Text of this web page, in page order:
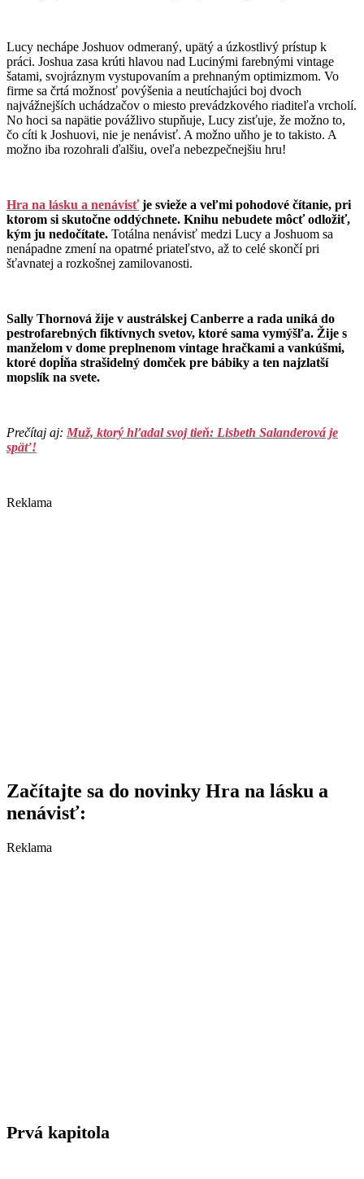
Lucy nechápe Joshuov odmeraný, upätý a úzkostlivý prístup k
práci. Joshua zasa krúti hlavou nad Lucinými farebnými vintage
šatami, svojráznym vystupovaním a prehnaným optimizmom. Vo
firme sa črtá možnosť povýšenia a neutíchajúci boj dvoch
najvážnejších uchádzačov o miesto prevádzkového riaditeľa vrcholí.
No hoci sa napätie povážlivo stupňuje, Lucy zisťuje, že možno to,
čo cíti k Joshuovi, nie je nenávisť. A možno uňho je to takisto. A
možno iba rozohrali ďalšiu, oveľa nebezpečnejšiu hru!
Hra na lásku a nenávisťje svieže a veľmi pohodové čítanie, pri
ktorom si skutočne oddýchnete. Knihu nebudete môcť odložiť,
kým ju nedočítate. Totálna nenávisť medzi Lucy a Joshuom sa
nenápadne zmení na opatrné priateľstvo, až to celé skončí pri
šťavnatej a rozkošnej zamilovanosti.
Sally Thornová žije v austrálskej Canberre a rada uniká do
pestrofarebných fiktívnych svetov, ktoré sama vymýšľa. Žije s
manželom v dome preplnenom vintage hračkami a vankúšmi,
ktoré dopĺňa strašidelný domček pre bábiky a ten najzlatší
mopslík na svete.
Prečítaj aj: Muž, ktorý hľadal svoj tieň: Lisbeth Salanderová je
späť!
Reklama
Začítajte sa do novinky Hra na lásku a
nenávisť:
Reklama
Prvá kapitola